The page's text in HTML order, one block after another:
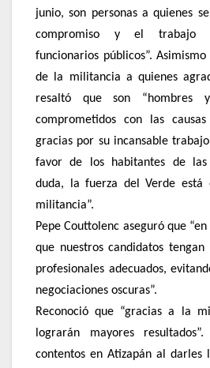
junio, son personas a quienes
compromiso y el trabajo
funcionarios públicos”.
de la militancia a quienes
resaltó que son “hombres
comprometidos con las
gracias por su incansable
favor de los habitantes de las
duda, la fuerza del Verde está
militancia”.
Pepe Couttolenc aseguró que
que nuestros candidatos tengan
profesionales adecuados,
negociaciones oscuras”.
Reconoció que “gracias a la
lograrán mayores
contentos en Atizapán al darles